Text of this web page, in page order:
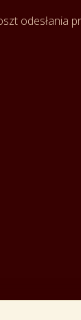
odesłania